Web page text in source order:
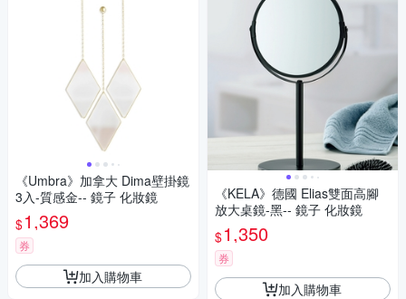
《Umbra》加拿大 Dima壁掛鏡
3入-質感金-- 鏡子 化妝鏡
$1,369
券
加入購物車
《KELA》德國 Elias雙面高腳
放大桌鏡-黑-- 鏡子 化妝鏡
$1,350
券
加入購物車